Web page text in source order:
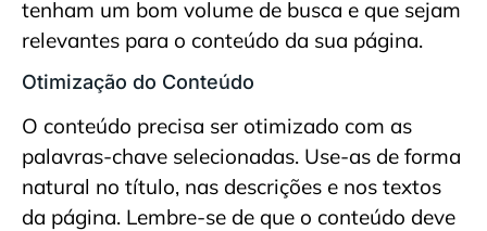
tenham um bom volume de busca e que sejam
relevantes para o conteúdo da sua página.
Otimização do Conteúdo
O conteúdo precisa ser otimizado com as
palavras-chave selecionadas. Use-as de forma
natural no título, nas descrições e nos textos
da página. Lembre-se de que o conteúdo deve